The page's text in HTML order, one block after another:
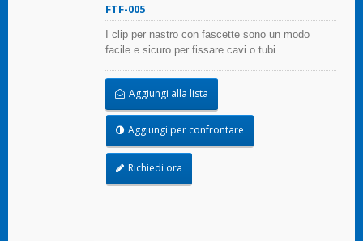
FTF-005
I clip per nastro con fascette sono un modo
facile e sicuro per fissare cavi o tubi
Aggiungi alla lista
Aggiungi per confrontare
Richiedi ora